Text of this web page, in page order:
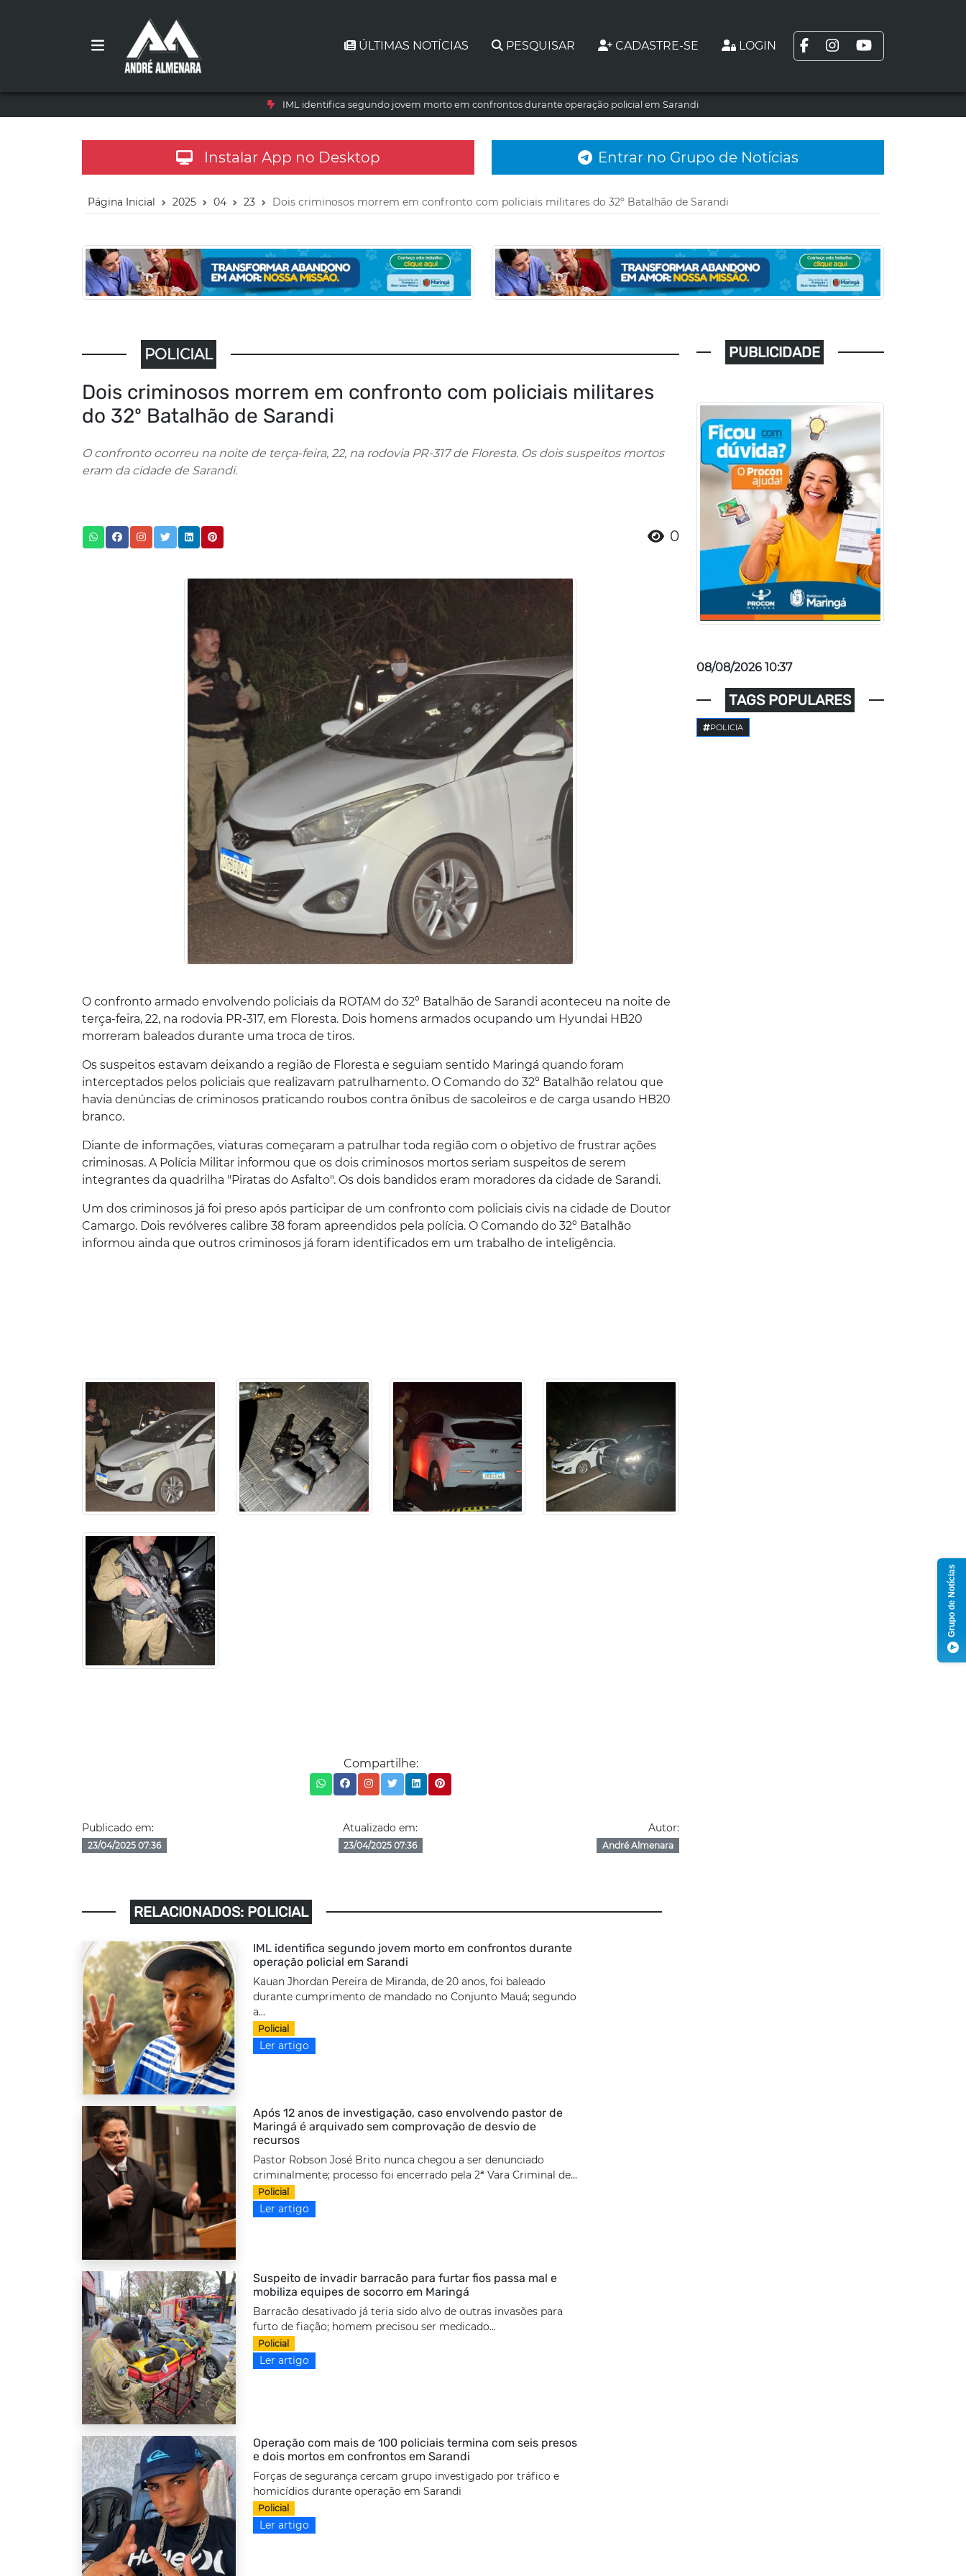
ÚLTIMAS NOTÍCIAS PESQUISAR CADASTRE-SE LOGIN
IML identifica segundo jovem morto em confrontos durante operação policial em Sarandi
Instalar App no Desktop Entrar no Grupo de Notícias
Página Inicial 2025 04 23 Dois criminosos morrem em confronto com policiais militares do 32º Batalhão de Sarandi
POLICIAL
Dois criminosos morrem em confronto com policiais militares
do 32º Batalhão de Sarandi
O confronto ocorreu na noite de terça-feira, 22, na rodovia PR-317 de Floresta. Os dois suspeitos mortos
eram da cidade de Sarandi.
0
O confronto armado envolvendo policiais da ROTAM do 32º Batalhão de Sarandi aconteceu na noite de
terça-feira, 22, na rodovia PR-317, em Floresta. Dois homens armados ocupando um Hyundai HB20
morreram baleados durante uma troca de tiros.
Os suspeitos estavam deixando a região de Floresta e seguiam sentido Maringá quando foram
interceptados pelos policiais que realizavam patrulhamento. O Comando do 32º Batalhão relatou que
havia denúncias de criminosos praticando roubos contra ônibus de sacoleiros e de carga usando HB20
branco.
Diante de informações, viaturas começaram a patrulhar toda região com o objetivo de frustrar ações
criminosas. A Polícia Militar informou que os dois criminosos mortos seriam suspeitos de serem
integrantes da quadrilha "Piratas do Asfalto". Os dois bandidos eram moradores da cidade de Sarandi.
Um dos criminosos já foi preso após participar de um confronto com policiais civis na cidade de Doutor
Camargo. Dois revólveres calibre 38 foram apreendidos pela polícia. O Comando do 32º Batalhão
informou ainda que outros criminosos já foram identificados em um trabalho de inteligência.
Compartilhe:
Publicado em:
23/04/2025 07:36
Atualizado em:
23/04/2025 07:36
Autor:
André Almenara
RELACIONADOS: POLICIAL
IML identifica segundo jovem morto em confrontos durante
operação policial em Sarandi
Kauan Jhordan Pereira de Miranda, de 20 anos, foi baleado
durante cumprimento de mandado no Conjunto Mauá; segundo
a...
Policial
Ler artigo
Após 12 anos de investigação, caso envolvendo pastor de
Maringá é arquivado sem comprovação de desvio de
recursos
Pastor Robson José Brito nunca chegou a ser denunciado
criminalmente; processo foi encerrado pela 2ª Vara Criminal de...
Policial
Ler artigo
Suspeito de invadir barracão para furtar fios passa mal e
mobiliza equipes de socorro em Maringá
Barracão desativado já teria sido alvo de outras invasões para
furto de fiação; homem precisou ser medicado...
Policial
Ler artigo
Operação com mais de 100 policiais termina com seis presos
e dois mortos em confrontos em Sarandi
Forças de segurança cercam grupo investigado por tráfico e
homicídios durante operação em Sarandi
Policial
Ler artigo
PUBLICIDADE
08/08/2026 10:37
TAGS POPULARES
POLICIA
Grupo de Notícias